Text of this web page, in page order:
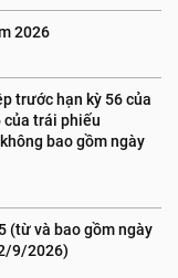
2026
trước hạn kỳ 56 của
của trái phiếu
bao gồm ngày
(từ và bao gồm ngày
9/2026)